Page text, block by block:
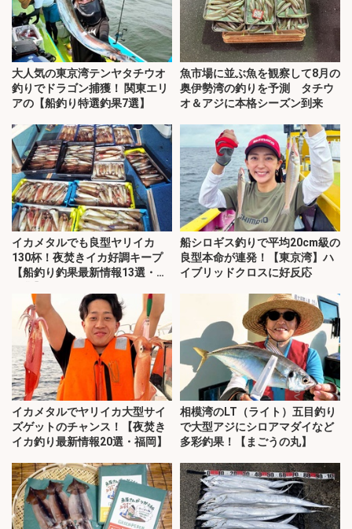
大人気の東京湾テンヤタチウオ
釣りでドラゴン捕獲！ 関東エリ
アの【船釣り特選釣果7選】
魚市場に並ぶ魚を観察して8月の
奥伊勢湾の釣りを予測 タチウ
オ＆アジに本格シーズン到来
イカメタルでも良型ヤリイカ
130杯！夜焚きイカ好調キープ
【船釣り釣果最新情報13選・玄
船シロギス釣りで平均20cm級の
良型本命が連発！【東京湾】ハ
イブリッドクロスに好反応
イカメタルでヤリイカ大型サイ
ズゲットのチャンス！【夜焚き
イカ釣り最新情報20選・福岡】
相模湾のLT（ライト）五目釣り
で大型アジにシロアマダイなど
多彩釣果！【まごうの丸】